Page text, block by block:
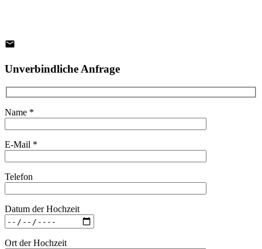
Unverbindliche Anfrage
Name *
E-Mail *
Telefon
Datum der Hochzeit
Ort der Hochzeit